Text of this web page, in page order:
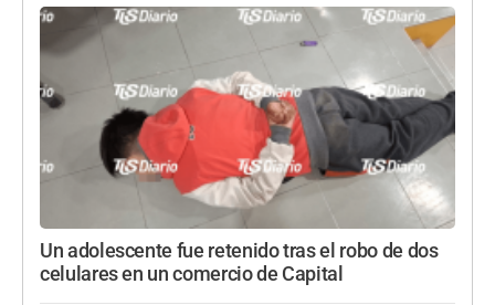
Un adolescente fue retenido tras el robo de dos
celulares en un comercio de Capital